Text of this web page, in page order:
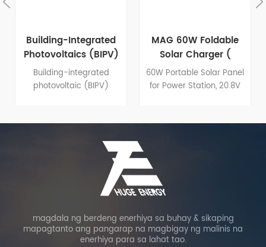
Building-Integrated
Photovoltaics (BIPV)
System
Building-integrated
photovoltaic (BIPV)
both the outer layer of a
structure and electricity
generation for off-grid or
on-grid. BIPV systems
material costs and
pollution.
MAG 60W Foldable
Solar Charger (
Stitched Version )
60W Portable Solar Panel
for Power Station, 20.8V
USB/Type-C port
Waterproof 2 Kickstands
for Outdoor Camping RV
magdala ng berdeng enerhiya sa buhay & sikaping
mapagtanto ang pangarap na magbigay ng malinis na
enerhiya para sa lahat tao.